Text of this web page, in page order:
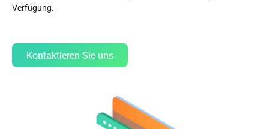
Verfügung.
Kontaktieren Sie uns